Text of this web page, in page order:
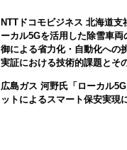
NTTドコモビジネス 北海道支
ーカル5Gを活用した除雪車両
御による省力化・自動化への
実証における技術的課題とそ
広島ガス 河野氏「ローカル
ットによるスマート保安実現